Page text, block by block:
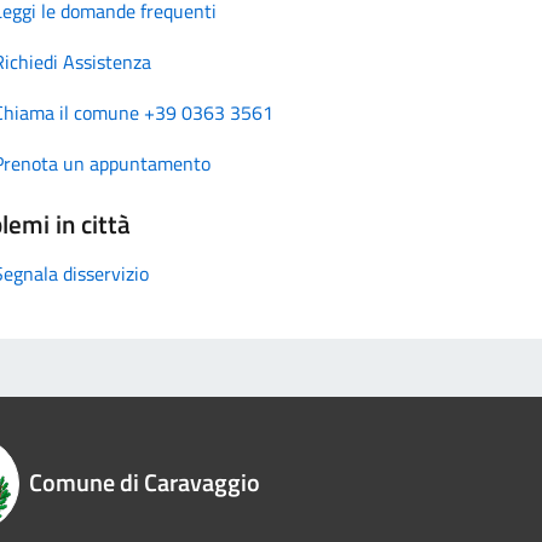
le domande frequenti
Assistenza
il comune +39 0363 3561
un appuntamento
in città
disservizio
Comune di Caravaggio